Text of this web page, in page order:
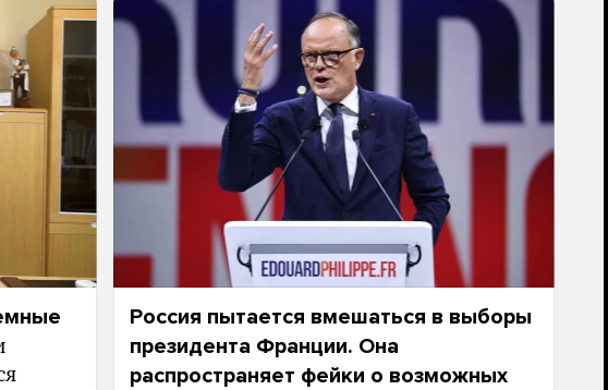
Россия пытается вмешаться в выборы
президента Франции. Она
распространяет фейки о возможных